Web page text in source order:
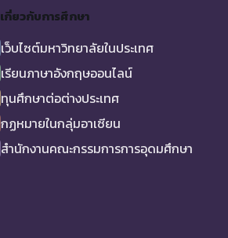
เกี่ยวกับการศึกษา
เว็บไซต์มหาวิทยาลัยในประเทศ
เรียนภาษาอังกฤษออนไลน์
ทุนศึกษาต่อต่างประเทศ
กฏหมายในกลุ่มอาเซียน
สำนักงานคณะกรรมการการอุดมศึกษา